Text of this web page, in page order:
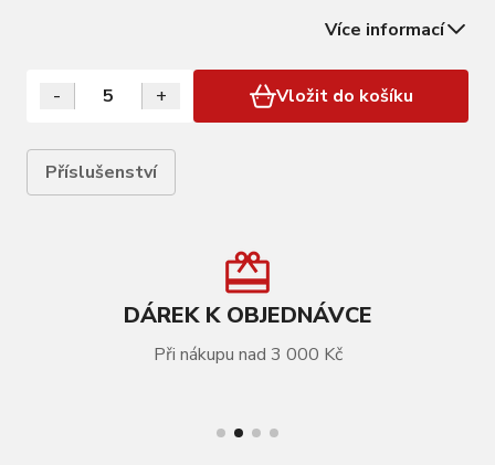
Více informací
- + Vložit do košíku
Příslušenství
DÁREK K OBJEDNÁVCE
Při nákupu nad 3 000 Kč
držák předního světla FORCE UNI s gumovou